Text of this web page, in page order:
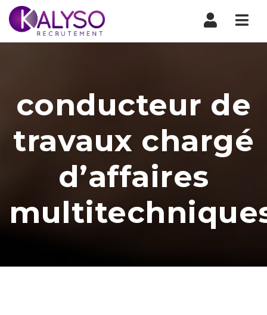
conducteur de
travaux chargé
d’affaires